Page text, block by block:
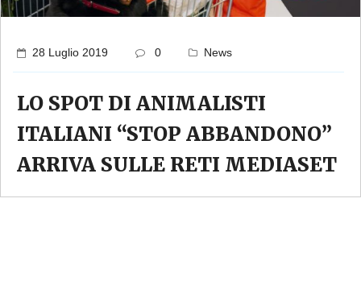
28 Luglio 2019 0 News
LO SPOT DI ANIMALISTI
ITALIANI “STOP ABBANDONO”
ARRIVA SULLE RETI MEDIASET